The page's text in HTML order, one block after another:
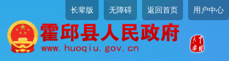
长辈版 无障碍 返回首页 用户中心